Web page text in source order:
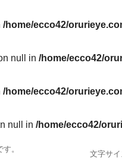
/home/ecco42/
null in /home/ecco42/
/home/ecco42/
null in /home/ecco42/
。
文字サ